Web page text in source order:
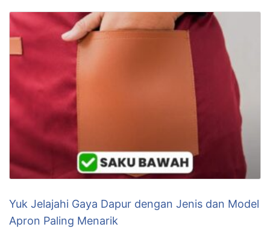
Yuk Jelajahi Gaya Dapur dengan Jenis dan Model
Apron Paling Menarik